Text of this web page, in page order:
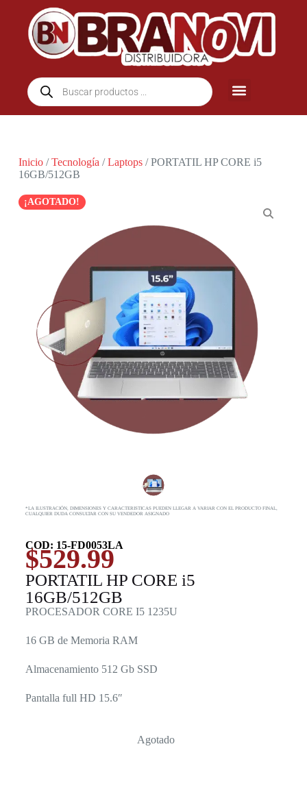
Inicio/Tecnología /Laptops/ PORTATIL HP CORE i5
16GB/512GB
¡AGOTADO!
*LA ILUSTRACIÓN, DIMENSIONES Y CARACTERISTICAS PUEDEN LLEGAR A VARIAR CON EL PRODUCTO FINAL,
CUALQUIER DUDA CONSULTAR CON SU VENDEDOR ASIGNADO
COD: 15-FD0053LA
$529.99
PORTATIL HP CORE i5
16GB/512GB
PROCESADOR CORE I5 1235U
16 GB de Memoria RAM
Almacenamiento 512 Gb SSD
Pantalla full HD 15.6″
Agotado